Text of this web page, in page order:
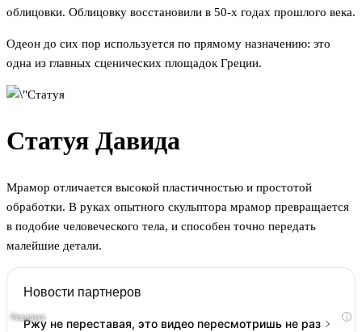
облицовки. Облицовку восстановили в 50-х годах прошлого века.
Одеон до сих пор используется по прямому назначению: это
одна из главных сценических площадок Греции.
Статуя Давида
Мрамор отличается высокой пластичностью и простотой
обработки. В руках опытного скульптора мрамор превращается
в подобие человеческого тела, и способен точно передать
малейшие детали.
Новости партнеров
i
Ржу не переставая, это видео пересмотришь не раз